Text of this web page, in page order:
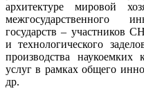
архитектуре мировой
межгосударственного
государств – участников
и технологического
производства наукоемких
услуг в рамках общего
др.